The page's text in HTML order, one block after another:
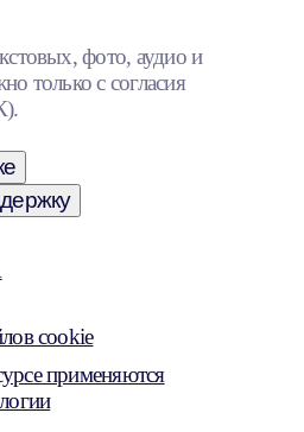
фото, аудио и
только с согласия
cookie
применяются